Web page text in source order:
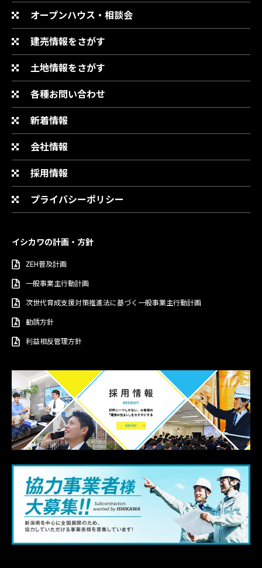
オープンハウス・相談会
建売情報をさがす
土地情報をさがす
各種お問い合わせ
新着情報
会社情報
採用情報
プライバシーポリシー
イシカワの計画・方針
ZEH普及計画
一般事業主行動計画
次世代育成支援対策推進法に基づく一般事業主行動計画
勧誘方針
利益相反管理方針